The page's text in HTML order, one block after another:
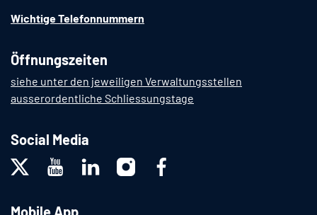
Wichtige Telefonnummern
Öffnungszeiten
siehe unter den jeweiligen Verwaltungsstellen
ausserordentliche Schliessungstage
Social Media
Mobile App